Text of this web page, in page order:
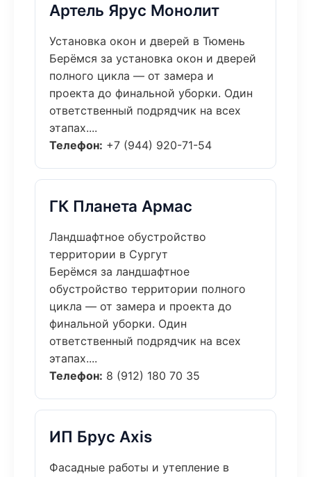
Артель Ярус Монолит
Установка окон и дверей в Тюмень
Берёмся за установка окон и дверей
полного цикла — от замера и
проекта до финальной уборки. Один
ответственный подрядчик на всех
этапах....
Телефон: +7 (944) 920-71-54
ГК Планета Армас
Ландшафтное обустройство
территории в Сургут
Берёмся за ландшафтное
обустройство территории полного
цикла — от замера и проекта до
финальной уборки. Один
ответственный подрядчик на всех
этапах....
Телефон: 8 (912) 180 70 35
ИП Брус Axis
Фасадные работы и утепление в